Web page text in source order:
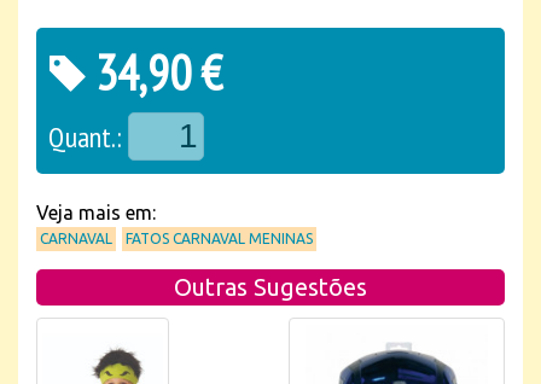
34,90 €
Quant.:
Veja mais em:
CARNAVAL FATOS CARNAVAL MENINAS
Outras Sugestões